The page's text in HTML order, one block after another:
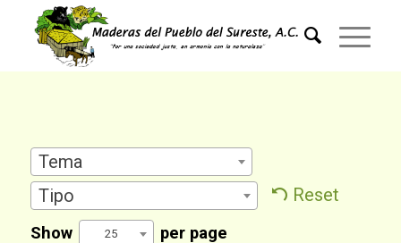
Tema
Tipo
Reset
Show 25 per page